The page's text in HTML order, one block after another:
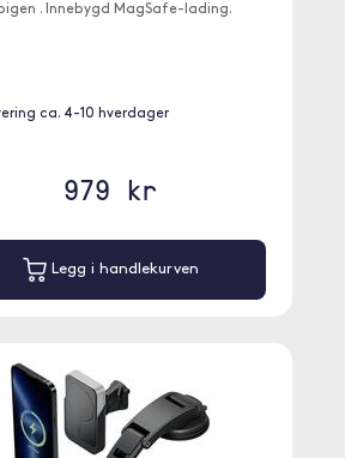
. Innebygd MagSafe-lading.
ca. 4-10 hverdager
979 kr
Legg i handlekurven